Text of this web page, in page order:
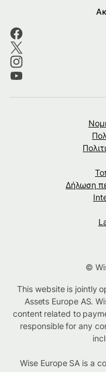
Δήλωση
©
This website is jointly
Assets Europe AS.
content related to
responsible for any
Wise Europe SA is a